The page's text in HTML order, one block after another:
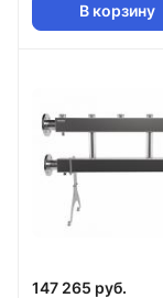
В корзину
147 265 руб.